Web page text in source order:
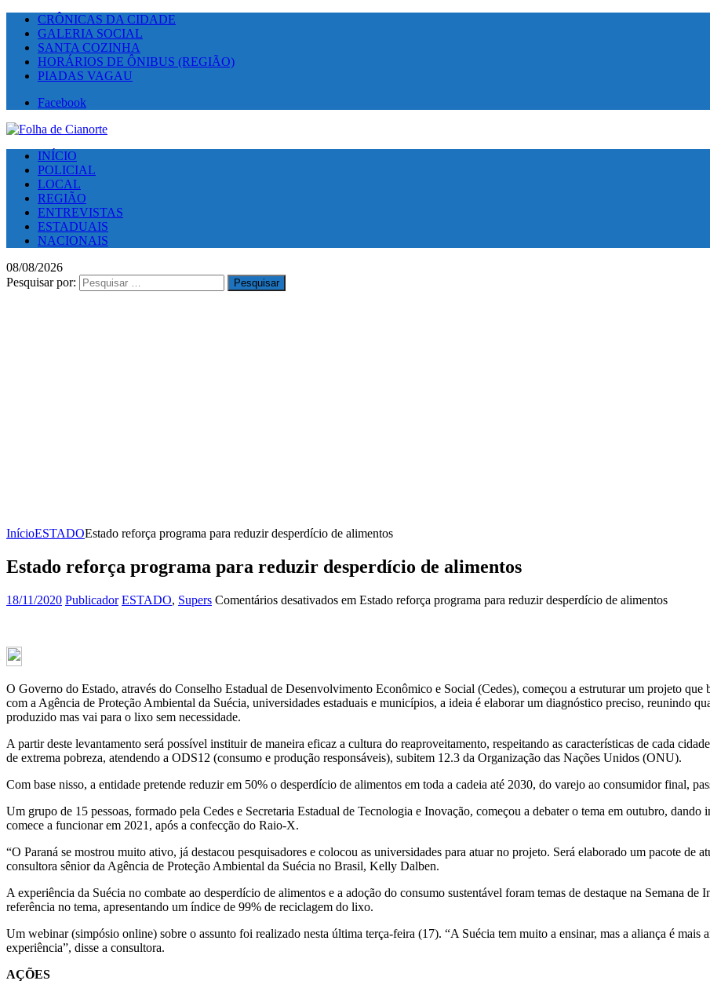
CRÔNICAS DA CIDADE
GALERIA SOCIAL
SANTA COZINHA
HORÁRIOS DE ÔNIBUS (REGIÃO)
PIADAS VAGAU
Facebook
INÍCIO
POLICIAL
LOCAL
REGIÃO
ENTREVISTAS
ESTADUAIS
NACIONAIS
08/08/2026
Pesquisar por:
InícioESTADOEstado reforça programa para reduzir desperdício de alimentos
Estado reforça programa para reduzir desperdício de alimentos
18/11/2020 Publicador ESTADO, Supers Comentários desativados em Estado reforça programa para reduzir desperdício de alimentos
O Governo do Estado, através do Conselho Estadual de Desenvolvimento Econômico e Social (Cedes), começou a estruturar um projeto
com a Agência de Proteção Ambiental da Suécia, universidades estaduais e municípios, a ideia é elaborar um diagnóstico preciso, reunindo
produzido mas vai para o lixo sem necessidade.
A partir deste levantamento será possível instituir de maneira eficaz a cultura do reaproveitamento, respeitando as características de cada
de extrema pobreza, atendendo a ODS12 (consumo e produção responsáveis), subitem 12.3 da Organização das Nações Unidos (ONU).
Com base nisso, a entidade pretende reduzir em 50% o desperdício de alimentos em toda a cadeia até 2030, do varejo ao consumidor final,
Um grupo de 15 pessoas, formado pela Cedes e Secretaria Estadual de Tecnologia e Inovação, começou a debater o tema em outubro,
comece a funcionar em 2021, após a confecção do Raio-X.
“O Paraná se mostrou muito ativo, já destacou pesquisadores e colocou as universidades para atuar no projeto. Será elaborado um pacote de
consultora sênior da Agência de Proteção Ambiental da Suécia no Brasil, Kelly Dalben.
A experiência da Suécia no combate ao desperdício de alimentos e a adoção do consumo sustentável foram temas de destaque na Semana
referência no tema, apresentando um índice de 99% de reciclagem do lixo.
Um webinar (simpósio online) sobre o assunto foi realizado nesta última terça-feira (17). “A Suécia tem muito a ensinar, mas a aliança é mais
experiência”, disse a consultora.
AÇÕES